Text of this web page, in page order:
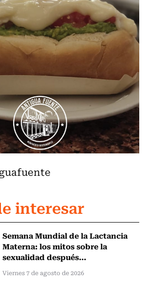
interesar
Semana Mundial de la Lactancia
Materna: los mitos sobre la
sexualidad después...
Viernes 7 de agosto de 2026